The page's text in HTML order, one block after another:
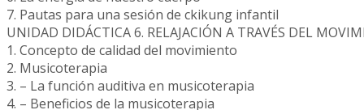
7. Pautas para una sesión de ckikung infantil
UNIDAD DIDÁCTICA 6. RELAJACIÓN A TRAVÉS DEL
1. Concepto de calidad del movimiento
2. Musicoterapia
3. – La función auditiva en musicoterapia
4. – Beneficios de la musicoterapia